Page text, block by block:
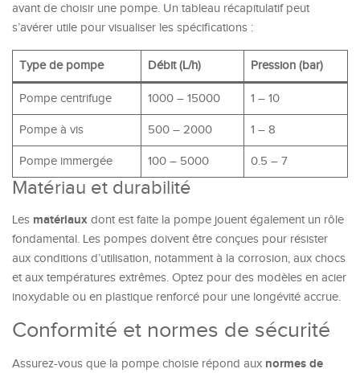
avant de choisir une pompe. Un tableau récapitulatif peut
s’avérer utile pour visualiser les spécifications :
Type de pompe Débit (L/h) Pression (bar)
Pompe centrifuge 1000 – 15000 1 – 10
Pompe à vis 500 – 2000 1 – 8
Pompe immergée 100 – 5000 0.5 – 7
Matériau et durabilité
Les matériaux dont est faite la pompe jouent également un rôle
fondamental. Les pompes doivent être conçues pour résister
aux conditions d’utilisation, notamment à la corrosion, aux chocs
et aux températures extrêmes. Optez pour des modèles en acier
inoxydable ou en plastique renforcé pour une longévité accrue.
Conformité et normes de sécurité
Assurez-vous que la pompe choisie répond aux normes de